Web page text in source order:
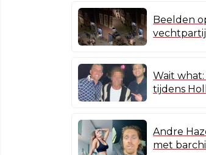
Beelden
vechtpartij
Wait
tijdens
Andre
met